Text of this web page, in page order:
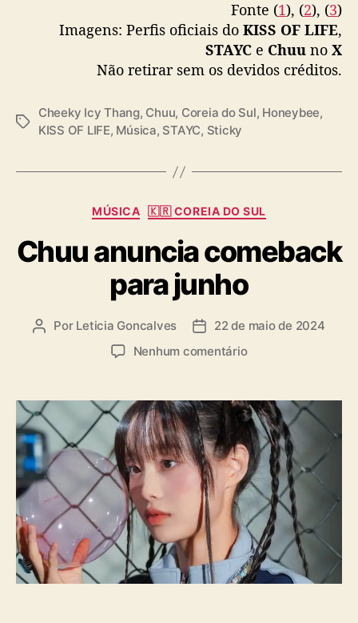
Fonte (1), (2), (3)
Imagens: Perfis oficiais do KISS OF LIFE,
STAYC e Chuu no X
Não retirar sem os devidos créditos.
T
s
Cheeky Icy Thang, Chuu, Coreia do Sul, Honeybee,
KISS OF LIFE, Música, STAYC, Sticky
C
t
e
g
o
a
MÚSICA 🇰🇷 COREIA DO SUL
Chuu anuncia comeback
para junho
A
r
d
o
p
o
s
Por Leticia Goncalves
D
d
e
p
u
b
l
i
c
a
ã
22 de maio de 2024
Nenhum comentárioe
h
u
u
a
n
u
n
c
a
c